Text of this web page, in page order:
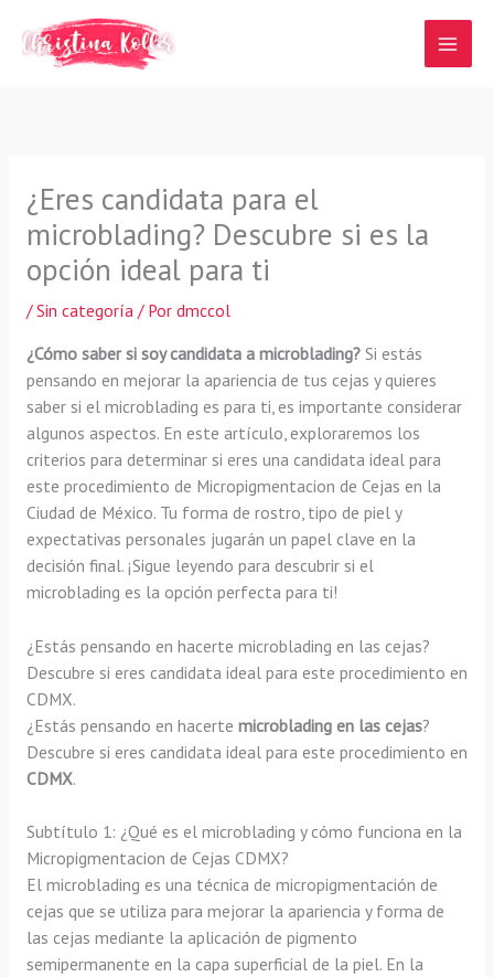
contenido
¿Eres candidata para el
microblading? Descubre si es la
opción ideal para ti
/Sin categoría/ Por dmccol
¿Cómo saber si soy candidata a microblading?Si estás
pensando en mejorar la apariencia de tus cejas y quieres
saber si el microblading es para ti, es importante considerar
algunos aspectos. En este artículo, exploraremos los
criterios para determinar si eres una candidata ideal para
este procedimiento de Micropigmentacion de Cejas en la
Ciudad de México. Tu forma de rostro, tipo de piel y
expectativas personales jugarán un papel clave en la
decisión final. ¡Sigue leyendo para descubrir si el
microblading es la opción perfecta para ti!
¿Estás pensando en hacerte microblading en las cejas?
Descubre si eres candidata ideal para este procedimiento en
CDMX.
¿Estás pensando en hacerte microblading en las cejas?
Descubre si eres candidata ideal para este procedimiento en
CDMX.
Subtítulo 1: ¿Qué es el microblading y cómo funciona en la
Micropigmentacion de Cejas CDMX?
El microblading es una técnica de micropigmentación de
cejas que se utiliza para mejorar la apariencia y forma de
las cejas mediante la aplicación de pigmento
semipermanente en la capa superficial de la piel. En la